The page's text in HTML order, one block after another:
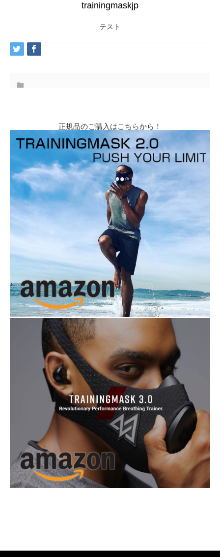
trainingmaskjp
テスト
正規品のご購入はこちらから！